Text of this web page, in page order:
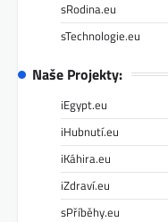
sRodina.eu
sTechnologie.eu
Naše Projekty:
iEgypt.eu
iHubnutí.eu
iKáhira.eu
iZdraví.eu
sPříběhy.eu